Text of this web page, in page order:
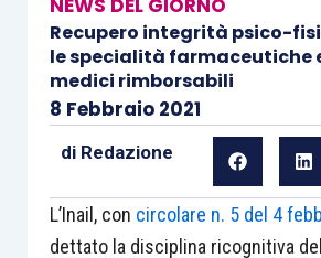
NEWS DEL GIORNO
Recupero integrità psico-
le specialità farmaceutiche
medici rimborsabili
8 Febbraio 2021
di Redazione
L’Inail, con circolare n. 5 del 4
dettato la disciplina ricognitiva